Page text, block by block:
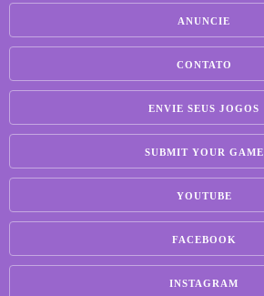
ANUNCIE
CONTATO
ENVIE SEUS JOGOS
SUBMIT YOUR GAME
YOUTUBE
FACEBOOK
INSTAGRAM